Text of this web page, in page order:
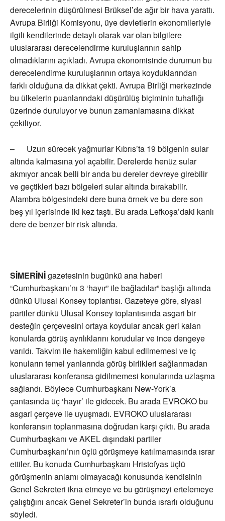
derecelerinin düşürülmesi Brüksel’de ağır bir hava yarattı.
Avrupa Birliği Komisyonu, üye devletlerin ekonomileriyle
ilgili kendilerinde detaylı olarak var olan bilgilere
uluslararası derecelendirme kuruluşlarının sahip
olmadıklarını açıkladı. Avrupa ekonomisinde durumun bu
derecelendirme kuruluşlarının ortaya koyduklarından
farklı olduğuna da dikkat çekti. Avrupa Birliği merkezinde
bu ülkelerin puanlarındaki düşürülüş biçiminin tuhaflığı
üzerinde duruluyor ve bunun zamanlamasına dikkat
çekiliyor.
– Uzun sürecek yağmurlar Kıbrıs’ta 19 bölgenin sular
altında kalmasına yol açabilir. Derelerde henüz sular
akmıyor ancak belli bir anda bu dereler devreye girebilir
ve geçtikleri bazı bölgeleri sular altında bırakabilir.
Alambra bölgesindeki dere buna örnek ve bu dere son
beş yıl içerisinde iki kez taştı. Bu arada Lefkoşa’daki kanlı
dere de benzer bir risk altında.
SİMERİNİgazetesinin bugünkü ana haberi
“Cumhurbaşkanı’nı 3 ‘hayır” ile bağladılar” başlığı altında
dünkü Ulusal Konsey toplantısı. Gazeteye göre, siyasi
partiler dünkü Ulusal Konsey toplantısında asgari bir
desteğin çerçevesini ortaya koydular ancak geri kalan
konularda görüş ayrılıklarını korudular ve ince dengeye
varıldı. Takvim ile hakemliğin kabul edilmemesi ve iç
konuların temel yanlarında görüş birlikleri sağlanmadan
uluslararası konferansa gidilmemesi konularında uzlaşma
sağlandı. Böylece Cumhurbaşkanı New-York’a
çantasında üç ‘hayır’ ile gidecek. Bu arada EVROKO bu
asgari çerçeve ile uyuşmadı. EVROKO uluslararası
konferansın toplanmasına doğrudan karşı çıktı. Bu arada
Cumhurbaşkanı ve AKEL dışındaki partiler
Cumhurbaşkanı’nın üçlü görüşmeye katılmamasında ısrar
ettiler. Bu konuda Cumhurbaşkanı Hristofyas üçlü
görüşmenin anlamı olmayacağı konusunda kendisinin
Genel Sekreteri ikna etmeye ve bu görüşmeyi ertelemeye
çalıştığını ancak Genel Sekreter’in bunda ısrarlı olduğunu
söyledi.